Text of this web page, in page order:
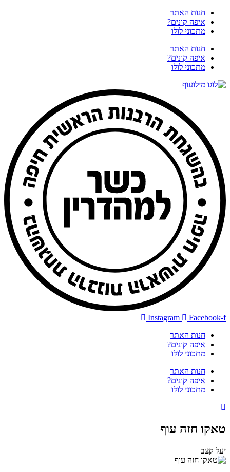
לתוכן
חנות האתר
איפה קונים?
מתכוני לולו
חנות האתר
איפה קונים?
מתכוני לולו
Instagram
Facebook-f
חנות האתר
איפה קונים?
מתכוני לולו
חנות האתר
איפה קונים?
מתכוני לולו
טאקו חזה עוף
יעל קצב